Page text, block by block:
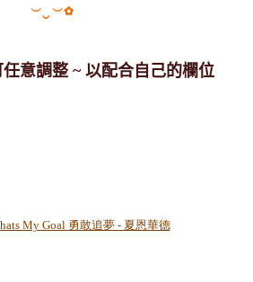
︶ ︶✿
意調整 ~ 以配合自己的欄位
My Goal 勇敢追夢 - 夏恩華德